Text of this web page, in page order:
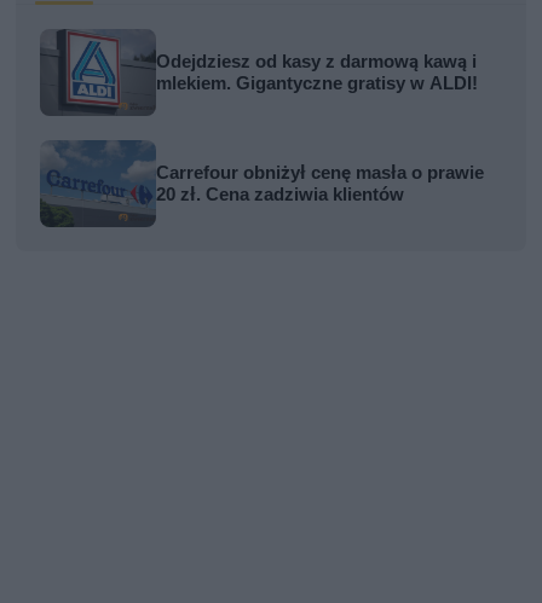
Odejdziesz od kasy z darmową kawą i
mlekiem. Gigantyczne gratisy w ALDI!
Carrefour obniżył cenę masła o prawie
20 zł. Cena zadziwia klientów